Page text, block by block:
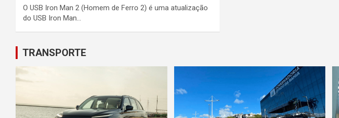
O USB Iron Man 2 (Homem de Ferro 2) é uma atualização
do USB Iron Man…
TRANSPORTE